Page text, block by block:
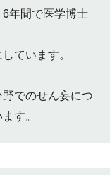
年間で医学博士
ています。
でのせん妄につ
す。